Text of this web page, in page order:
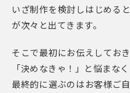
いざ制作を検討しはじめる
が次々と出てきます。
そこで最初にお伝えしてお
「決めなきゃ！」と悩まな
最終的に選ぶのはお客様ご